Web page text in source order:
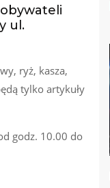
ul.
ryż, kasza,
tylko artykuły
godz. 10.00 do